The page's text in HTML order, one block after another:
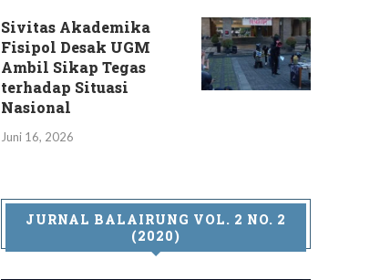
Sivitas Akademika
Fisipol Desak UGM
Ambil Sikap Tegas
terhadap Situasi
Nasional
Juni 16, 2026
JURNAL BALAIRUNG VOL. 2 NO. 2
(2020)